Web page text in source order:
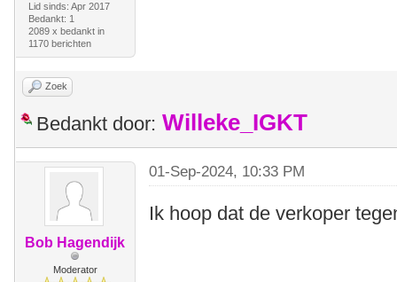
Lid sinds: Apr 2017
Bedankt: 1
2089 x bedankt in
1170 berichten
Zoek
Bedankt door: Willeke_IGKT
Bob Hagendijk
Moderator
01-Sep-2024, 10:33 PM
Ik hoop dat de verkoper